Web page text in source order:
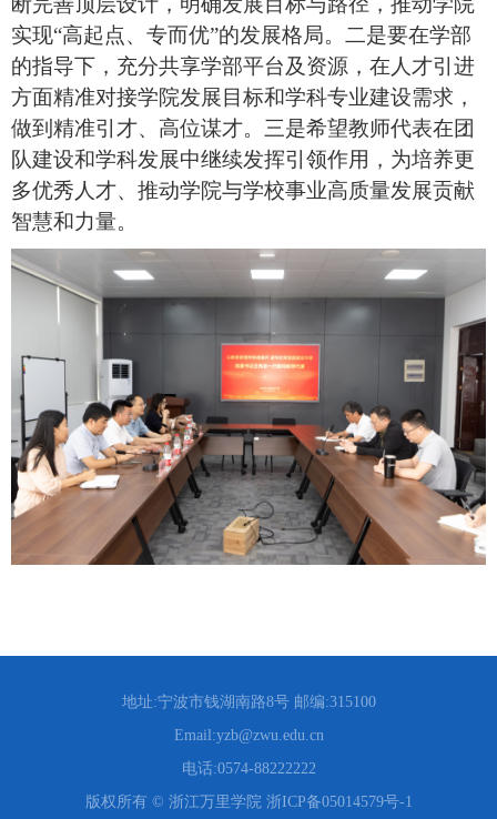
实现“高起点、专而优”的发展格局。二是要在学部
的指导下，充分共享学部平台及资源，在人才引进
方面精准对接学院发展目标和学科专业建设需求，
做到精准引才、高位谋才。三是希望教师代表在团
队建设和学科发展中继续发挥引领作用，为培养更
多优秀人才、推动学院与学校事业高质量发展贡献
智慧和力量。
地址:宁波市钱湖南路8号 邮编:315100
Email:yzb@zwu.edu.cn
电话:0574-88222222
版权所有 © 浙江万里学院 浙ICP备05014579号-1